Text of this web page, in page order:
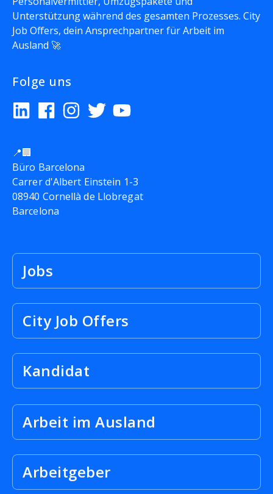
Unterstützung während des gesamten Prozesses. City
Job Offers, dein Ansprechpartner für Arbeit im
Ausland 🚀
Folge uns
📍🏢
Büro Barcelona
Carrer d'Albert Einstein 1-3
08940 Cornellà de Llobregat
Barcelona
Jobs
City Job Offers
Kandidat
Arbeit im Ausland
Arbeitgeber